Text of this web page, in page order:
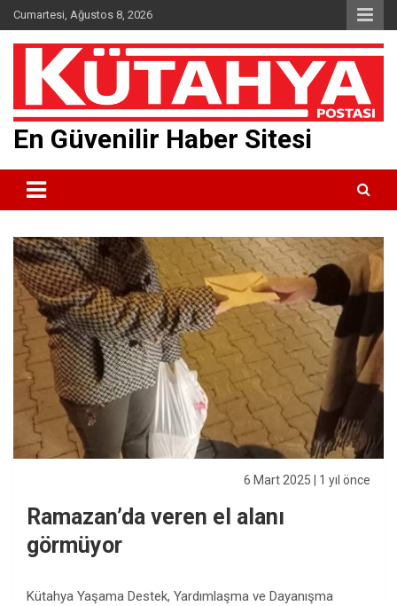
Skip
to
content
Cumartesi, Ağustos 8, 2026
En Güvenilir Haber Sitesi
6 Mart 2025 | 1 yıl önce
Ramazan’da veren el alanı
görmüyor
Kütahya Yaşama Destek, Yardımlaşma ve Dayanışma